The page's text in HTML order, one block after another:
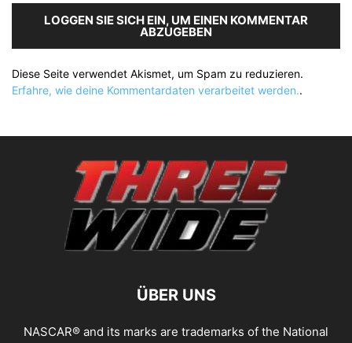
LOGGEN SIE SICH EIN, UM EINEN KOMMENTAR
ABZUGEBEN
Diese Seite verwendet Akismet, um Spam zu reduzieren.
Erfahre, wie deine Kommentardaten verarbeitet werden..
ÜBER UNS
NASCAR® and its marks are trademarks of the National